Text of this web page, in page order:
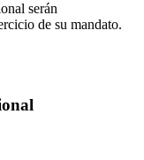
serán
de su mandato.